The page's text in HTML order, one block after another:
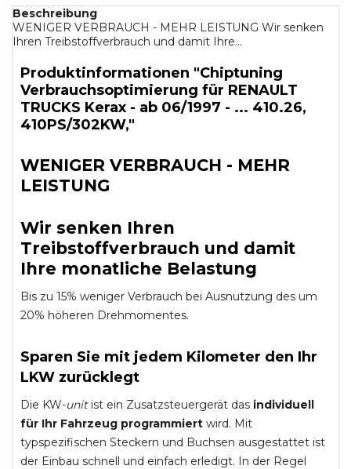
Beschreibung
WENIGER VERBRAUCH - MEHR LEISTUNG Wir senken
Ihren Treibstoffverbrauch und damit Ihre...
Produktinformationen "Chiptuning
Verbrauchsoptimierung für RENAULT
TRUCKS Kerax - ab 06/1997 - ... 410.26,
410PS/302KW,"
WENIGER VERBRAUCH - MEHR
LEISTUNG
Wir senken Ihren
Treibstoffverbrauch und damit
Ihre monatliche Belastung
Bis zu 15% weniger Verbrauch bei Ausnutzung des um
20% höheren Drehmomentes.
Sparen Sie mit jedem Kilometer den Ihr
LKW zurücklegt
Die KW-unitist ein Zusatzsteuergerät das individuell
für Ihr Fahrzeug programmiert wird. Mit
typspezifischen Steckern und Buchsen ausgestattet ist
der Einbau schnell und einfach erledigt. In der Regel